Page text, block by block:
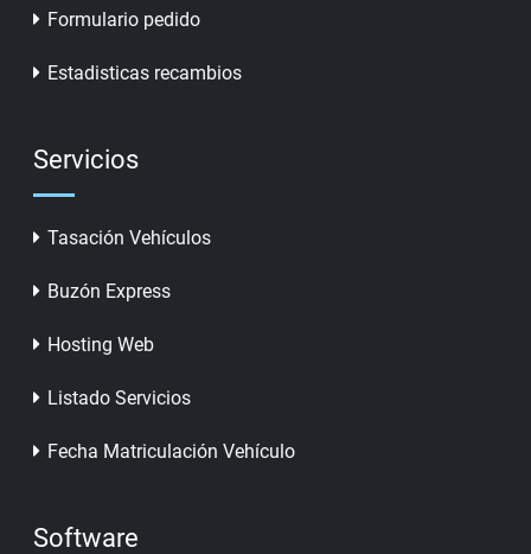
Formulario pedido
Estadisticas recambios
Servicios
Tasación Vehículos
Buzón Express
Hosting Web
Listado Servicios
Fecha Matriculación Vehículo
Software